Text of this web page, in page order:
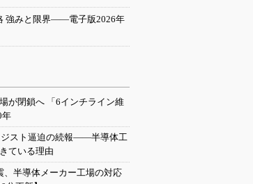
強みと限界――電子版2026年
が閉鎖へ 「6インチライン維
年
ジスト逼迫の続報――半導体工
ている理由
、半導体メーカー工場の対応